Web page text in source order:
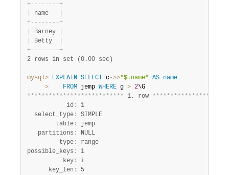
+- - - - - - - -+
name
+- - - - - - - -+
Barney
Betty
+- - - - - - - -+
2 rows in set (0.00 sec)
mysql> EXPLAIN SELECT c->>"$.name" AS name
>
FROM jemp WHERE g > 2
*************************** 1. row ****************
           id
:
1
  select_type
:
SIMPLE
        table
:
jemp
   partitions
:
NULL
         type
:
range
possible_keys :
i
          key
:
i
      key_len
:
5